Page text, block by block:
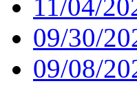
11/04/
09/30/
09/08/